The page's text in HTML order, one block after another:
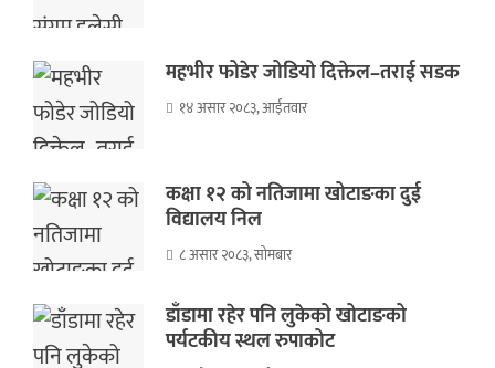
महभीर फोडेर जोडियो दिक्तेल–तराई सडक
१४ असार २०८३, आईतवार
कक्षा १२ को नतिजामा खोटाङका दुई
विद्यालय निल
८ असार २०८३, सोमबार
डाँडामा रहेर पनि लुकेको खोटाङको
पर्यटकीय स्थल रुपाकोट